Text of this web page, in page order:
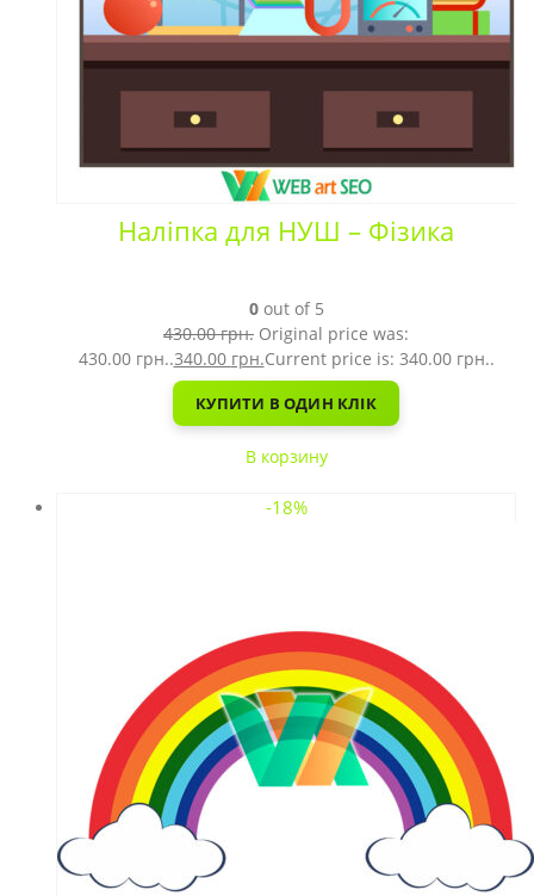
Наліпка для НУШ – Фізика
0out of 5
430.00грн. Original price was:
430.00 грн..340.00 грн.Current price is: 340.00 грн..
КУПИТИ В ОДИН КЛІК
В корзину
-18%